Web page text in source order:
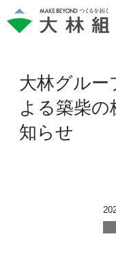
大林グル
よる築柴
知らせ